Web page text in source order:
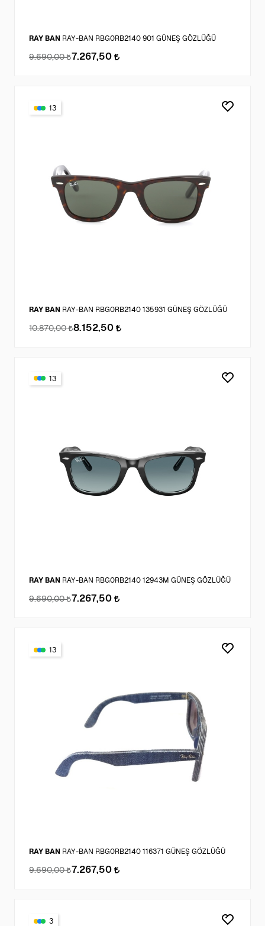
RAY BAN RAY-BAN RBG0RB2140 901 GÜNEŞ GÖZLÜĞÜ
9.690,00 7.267,50
13
RAY BAN RAY-BAN RBG0RB2140 135931 GÜNEŞ GÖZLÜĞÜ
10.870,00 8.152,50
13
RAY BAN RAY-BAN RBG0RB2140 12943M GÜNEŞ GÖZLÜĞÜ
9.690,00 7.267,50
13
RAY BAN RAY-BAN RBG0RB2140 116371 GÜNEŞ GÖZLÜĞÜ
9.690,00 7.267,50
3